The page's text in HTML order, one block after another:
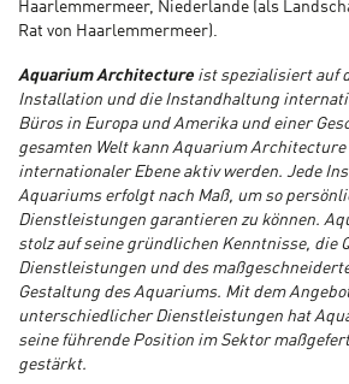
Haarlemmermeer, Niederlande (als
Rat von Haarlemmermeer).
Aquarium Architecture ist spezialisiert auf
Installation und die Instandhaltung
Büros in Europa und Amerika und einer
gesamten Welt kann Aquarium
internationaler Ebene aktiv werden. Jede
Aquariums erfolgt nach Maß, um so
Dienstleistungen garantieren zu können.
stolz auf seine gründlichen Kenntnisse, die
Dienstleistungen und des
Gestaltung des Aquariums. Mit dem
unterschiedlicher Dienstleistungen hat
seine führende Position im Sektor
gestärkt.